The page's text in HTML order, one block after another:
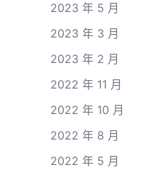
2023 年 5 月
2023 年 3 月
2023 年 2 月
2022 年 11 月
2022 年 10 月
2022 年 8 月
2022 年 5 月